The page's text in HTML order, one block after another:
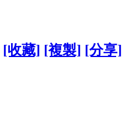
[收藏] [複製] [分享]